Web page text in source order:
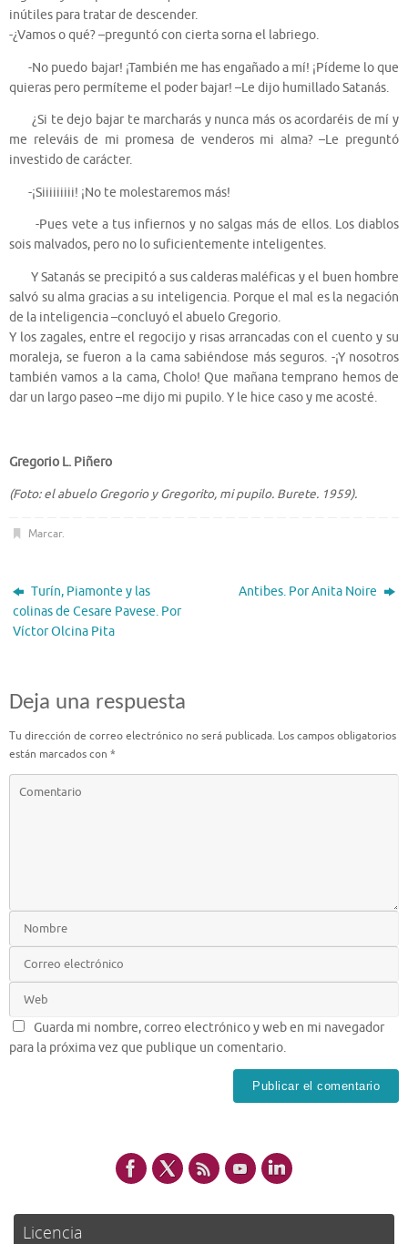
inútiles para tratar de descender.
-¿Vamos o qué? –preguntó con cierta sorna el labriego.
-No puedo bajar! ¡También me has engañado a mí! ¡Pídeme lo que
quieras pero permíteme el poder bajar! –Le dijo humillado Satanás.
¿Si te dejo bajar te marcharás y nunca más os acordaréis de mí y
me releváis de mi promesa de venderos mi alma? –Le preguntó
investido de carácter.
-¡Siiiiiiiii! ¡No te molestaremos más!
-Pues vete a tus infiernos y no salgas más de ellos. Los diablos
sois malvados, pero no lo suficientemente inteligentes.
Y Satanás se precipitó a sus calderas maléficas y el buen hombre
salvó su alma gracias a su inteligencia. Porque el mal es la negación
de la inteligencia –concluyó el abuelo Gregorio.
Y los zagales, entre el regocijo y risas arrancadas con el cuento y su
moraleja, se fueron a la cama sabiéndose más seguros. -¡Y nosotros
también vamos a la cama, Cholo! Que mañana temprano hemos de
dar un largo paseo –me dijo mi pupilo. Y le hice caso y me acosté.
Gregorio L. Piñero
(Foto: el abuelo Gregorio y Gregorito, mi pupilo. Burete. 1959).
Marcar.
Turín, Piamonte y las
colinas de Cesare Pavese. Por
Víctor Olcina Pita
Antibes. Por Anita Noire
Deja una respuesta
Tu dirección de correo electrónico no será publicada. Los campos obligatorios
están marcados con *
Guarda mi nombre, correo electrónico y web en mi navegador
para la próxima vez que publique un comentario.
Licencia